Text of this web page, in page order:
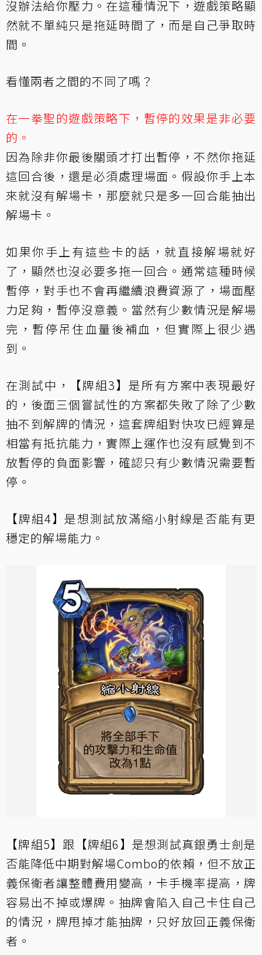
沒辦法給你壓力。在這種情況下，遊戲策略顯
然就不單純只是拖延時間了，而是自己爭取時
間。
看懂兩者之間的不同了嗎？
在一拳聖的遊戲策略下，暫停的效果是非必要
的。
因為除非你最後關頭才打出暫停，不然你拖延
這回合後，還是必須處理場面。假設你手上本
來就沒有解場卡，那麼就只是多一回合能抽出
解場卡。
如果你手上有這些卡的話，就直接解場就好
了，顯然也沒必要多拖一回合。通常這種時候
暫停，對手也不會再繼續浪費資源了，場面壓
力足夠，暫停沒意義。當然有少數情況是解場
完，暫停吊住血量後補血，但實際上很少遇
到。
在測試中，【牌組3】是所有方案中表現最好
的，後面三個嘗試性的方案都失敗了除了少數
抽不到解牌的情況，這套牌組對快攻已經算是
相當有抵抗能力，實際上運作也沒有感覺到不
放暫停的負面影響，確認只有少數情況需要暫
停。
【牌組4】是想測試放滿縮小射線是否能有更
穩定的解場能力。
【牌組5】跟【牌組6】是想測試真銀勇士劍是
否能降低中期對解場Combo的依賴，但不放正
義保衛者讓整體費用變高，卡手機率提高，牌
容易出不掉或爆牌。抽牌會陷入自己卡住自己
的情況，牌甩掉才能抽牌，只好放回正義保衛
者。